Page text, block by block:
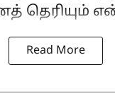
தெரியும்
Read More